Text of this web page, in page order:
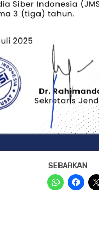
SEBARKAN